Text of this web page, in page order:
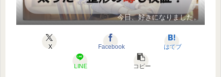
今日、好きになりました。
X Facebook はてブ
LINE コピー